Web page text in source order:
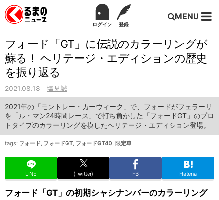
ログイン 登録
MENU
フォード「GT」に伝説のカラーリングが
蘇る！ ヘリテージ・エディションの歴史
を振り返る
2021.08.18 塩見誠
2021年の「モントレー・カーウィーク」で、フォードがフェラーリ
を「ル・マン24時間レース」で打ち負かした「フォードGT」のプロ
トタイプのカラーリングを模したヘリテージ・エディション登場。
tags: フォード, フォードGT, フォードGT40, 限定車
LINE (Twitter) FB Hatena
フォード「GT」の初期シャシナンバーのカラーリング